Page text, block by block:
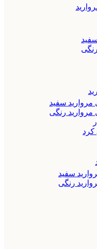
مروارید سفید
مروارید رنگی
کرد
سفید
رنگی